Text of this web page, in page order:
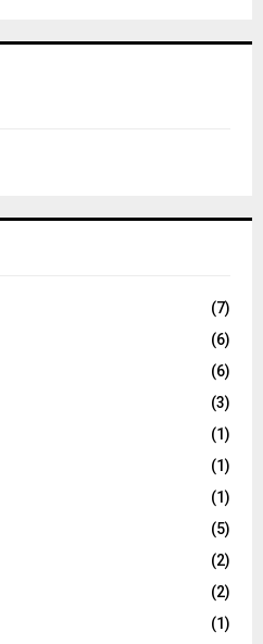
(7)
(6)
(6)
(3)
(1)
(1)
(1)
(5)
(2)
(2)
(1)